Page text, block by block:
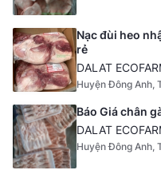
Nạc đùi heo
rẻ
DALAT
Huyện Đông Anh,
Báo Giá chân
DALAT
Huyện Đông Anh,